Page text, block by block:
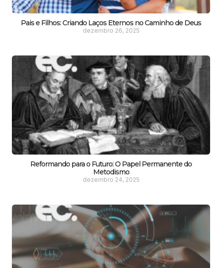
Pais e Filhos: Criando Laços Eternos no Caminho de Deus
dezembro 26, 2025
Reformando para o Futuro: O Papel Permanente do
Metodismo
dezembro 24, 2025